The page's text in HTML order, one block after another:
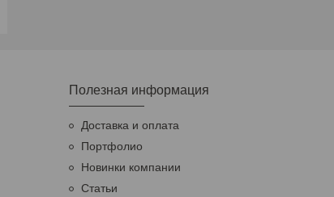
Полезная информация
Доставка и оплата
Портфолио
Новинки компании
Статьи